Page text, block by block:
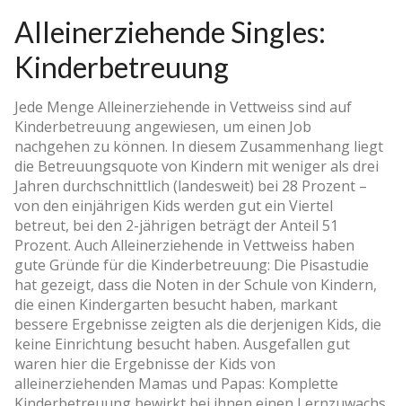
Alleinerziehende Singles:
Kinderbetreuung
Jede Menge Alleinerziehende in Vettweiss sind auf
Kinderbetreuung angewiesen, um einen Job
nachgehen zu können. In diesem Zusammenhang liegt
die Betreuungsquote von Kindern mit weniger als drei
Jahren durchschnittlich (landesweit) bei 28 Prozent –
von den einjährigen Kids werden gut ein Viertel
betreut, bei den 2-jährigen beträgt der Anteil 51
Prozent. Auch Alleinerziehende in Vettweiss haben
gute Gründe für die Kinderbetreuung: Die Pisastudie
hat gezeigt, dass die Noten in der Schule von Kindern,
die einen Kindergarten besucht haben, markant
bessere Ergebnisse zeigten als die derjenigen Kids, die
keine Einrichtung besucht haben. Ausgefallen gut
waren hier die Ergebnisse der Kids von
alleinerziehenden Mamas und Papas: Komplette